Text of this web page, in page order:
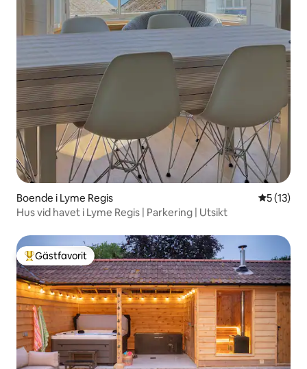
Boende i Lyme Regis 5 av 5 i
5 (13)
Hus vid havet i Lyme Regis | Parkering | Utsikt
Populär gästfavorit
Gästfavorit